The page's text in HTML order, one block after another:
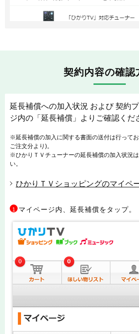
契約内容の確認
延長補償への加入状況 および 契約
ジ内の「延長補償」よりご確認くだ
※延長補償の加入に関する書面の送付は行って
ご注文分より)。
※ひかりＴＶチューナーの延長補償の加入状況
い。
ひかりＴＶショッピングのマイペ
1 マイページ内、延長補償をタップ。